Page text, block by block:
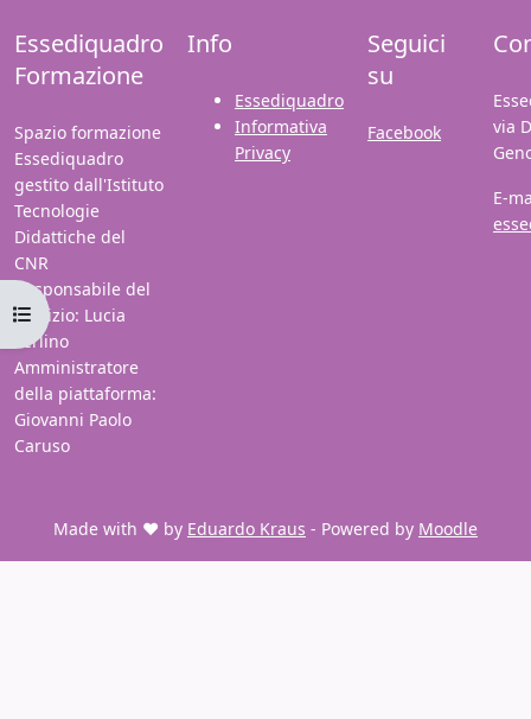
Open course index
Essediquadro
Formazione
Spazio formazione
Essediquadro
gestito dall'Istituto
Tecnologie
Didattiche del
CNR
Responsabile del
servizio: Lucia
Ferlino
Amministratore
della piattaforma:
Giovanni Paolo
Caruso
Info
Essediquadro
Informativa
Privacy
Seguici
su
Facebook
via
E-
Made with ❤️ by Eduardo Kraus - Powered by Moodle